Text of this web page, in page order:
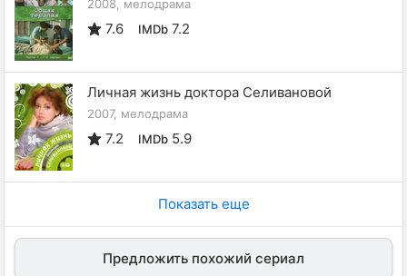
2008, мелодрама
7.6 IMDb 7.2
Личная жизнь доктора Селивановой
2007, мелодрама
7.2 IMDb 5.9
Показать еще
Предложить похожий сериал